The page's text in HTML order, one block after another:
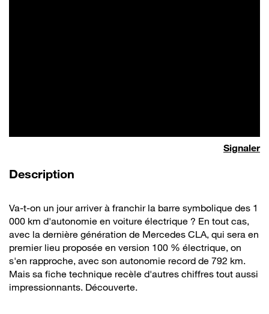
Signaler
Description
Va-t-on un jour arriver à franchir la barre symbolique des 1
000 km d'autonomie en voiture électrique ? En tout cas,
avec la dernière génération de Mercedes CLA, qui sera en
premier lieu proposée en version 100 % électrique, on
s'en rapproche, avec son autonomie record de 792 km.
Mais sa fiche technique recèle d'autres chiffres tout aussi
impressionnants. Découverte.